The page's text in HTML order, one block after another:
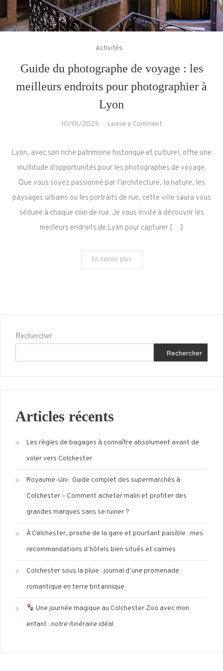
Activités
Guide du photographe de voyage : les
meilleurs endroits pour photographier à
Lyon
10/01/2025 Leave a Commenton
du
voyage
:
les
meilleurs
Lyon, avec son riche patrimoine historique et culturel, offre une
multitude d’opportunités pour les photographes de voyage.
Que vous soyez passionné par l’architecture, la nature, les
paysages urbains ou les portraits de rue, cette ville saura vous
séduire à chaque coin de rue. Je vous invite à découvrir les
meilleurs endroits de Lyon pour capturer […]
En savoir plus
Rechercher
Rechercher
Articles récents
Les règles de bagages à connaître absolument avant de
voler vers Colchester
Royaume-Uni : Guide complet des supermarchés à
Colchester – Comment acheter malin et profiter des
grandes marques sans se ruiner ?
À Colchester, proche de la gare et pourtant paisible : mes
recommandations d’hôtels bien situés et calmes
Colchester sous la pluie : journal d’une promenade
romantique en terre britannique
Une journée magique au Colchester Zoo avec mon
enfant : notre itinéraire idéal